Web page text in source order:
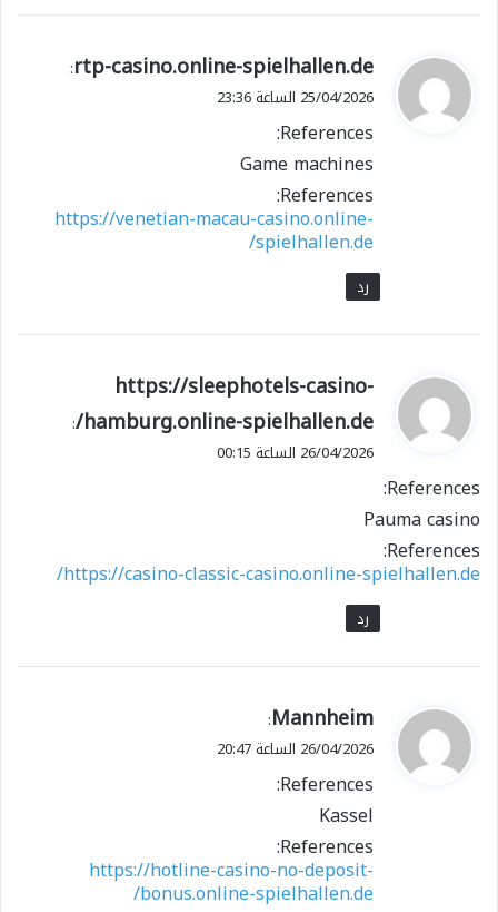
ي
ق
ل
rtp-casino.online-spielhallen.de
:
25/04/2026 الساعة 23:36
References:
Game machines
References:
https://venetian-macau-casino.online-
spielhallen.de/
رد
ي
و
ل
https://sleephotels-casino-
hamburg.online-spielhallen.de/
:
26/04/2026 الساعة 00:15
References:
Pauma casino
References:
https://casino-classic-casino.online-spielhallen.de/
رد
ي
ق
ل
Mannheim
:
26/04/2026 الساعة 20:47
References:
Kassel
References:
https://hotline-casino-no-deposit-
bonus.online-spielhallen.de/